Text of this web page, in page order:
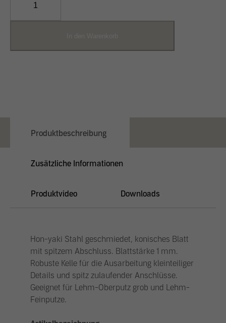
YANAGIBA-
GOTE
Produktbeschreibung
Zusätzliche Informationen
Produktvideo Downloads
Hon-yaki Stahl geschmiedet, konisches Blatt
mit spitzem Abschluss. Blattstärke 1 mm.
Robuste Kelle für die Ausarbeitung kleinteiliger
Details und spitz zulaufender Anschlüsse.
Geeignet für Lehm-Oberputz grob und Lehm-
Feinputze.